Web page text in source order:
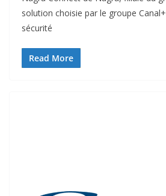
solution choisie par le groupe
sécurité
Read More